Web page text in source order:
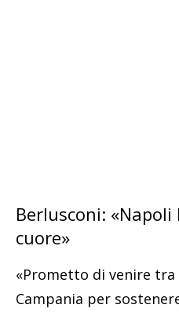
Berlusconi:
cuore»
«Prometto di venire
Campania per